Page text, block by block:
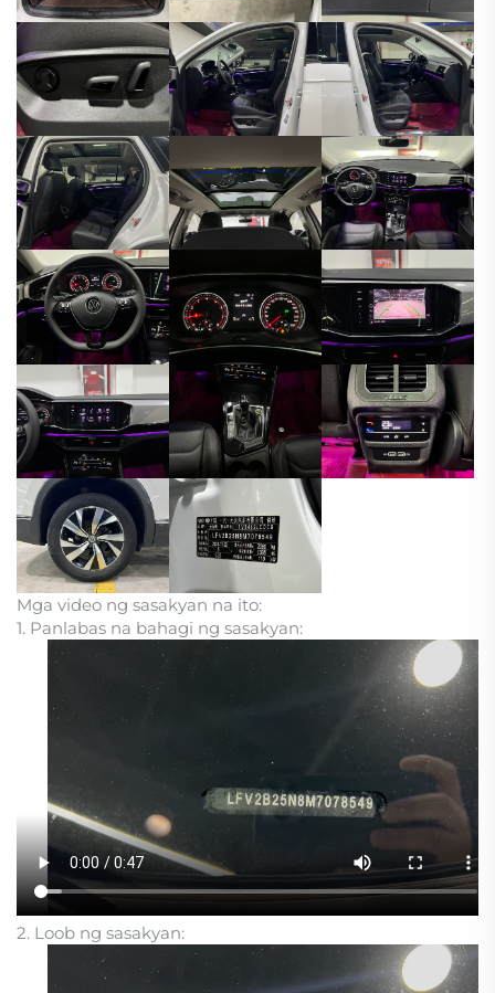
Mga video ng sasakyan na ito:
1. Panlabas na bahagi ng sasakyan:
2. Loob ng sasakyan: